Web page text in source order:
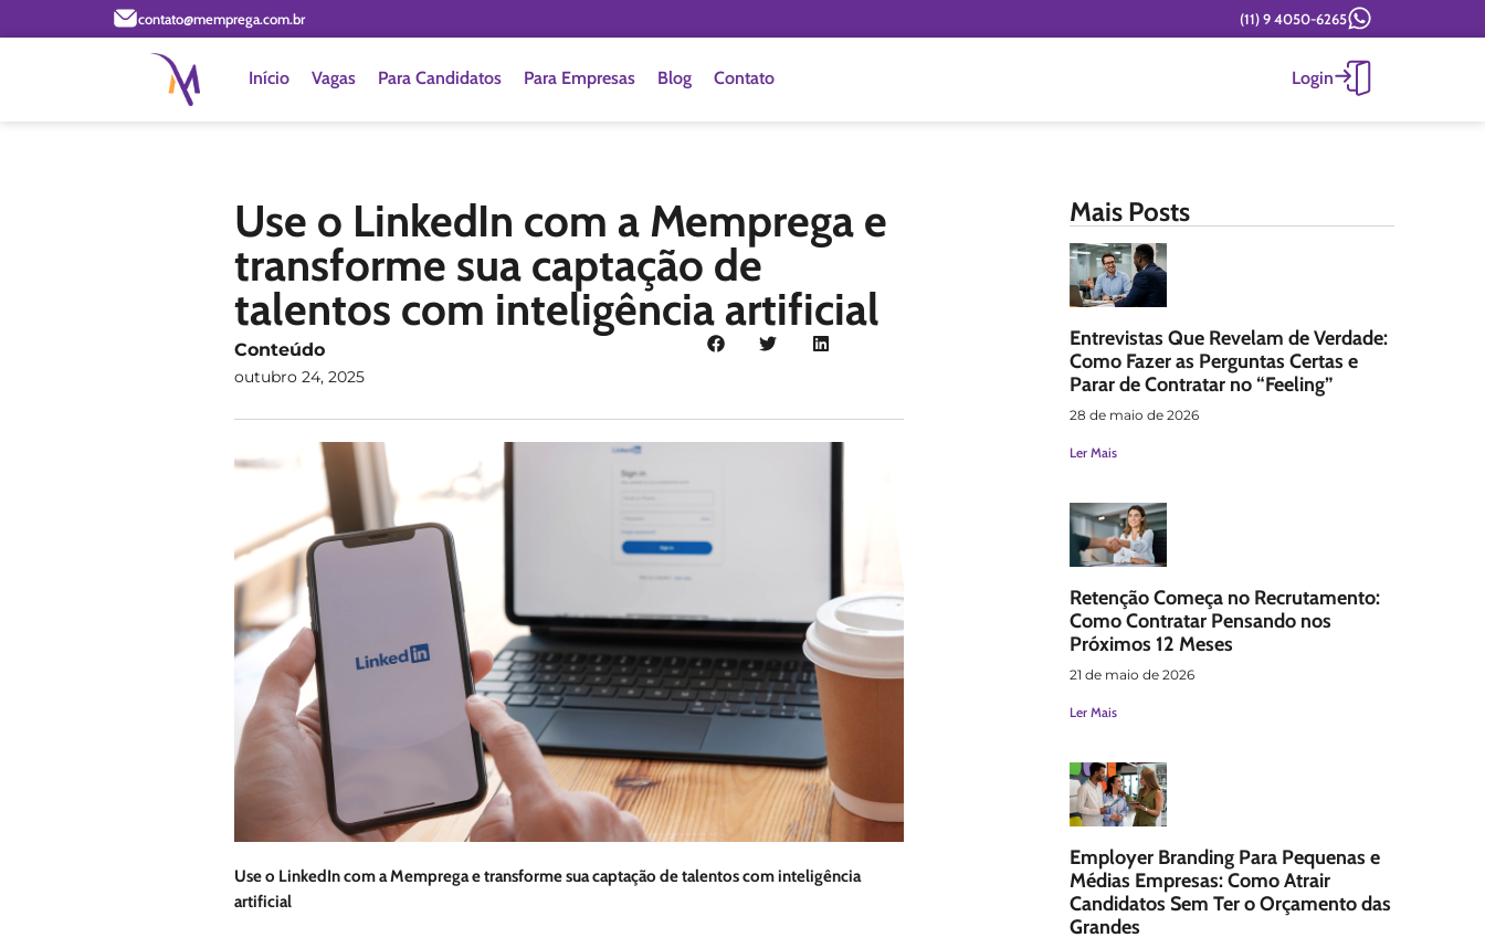
contato@memprega.com.br (11) 9 4050-6265
Início Vagas Para Candidatos Para Empresas Blog Contato Login
Use o LinkedIn com a Memprega e
transforme sua captação de
talentos com inteligência artificial
Conteúdo
outubro 24, 2025
Use o LinkedIn com a Memprega e transforme sua captação de talentos com inteligência
artificial
Mais Posts
Entrevistas Que Revelam de Verdade:
Como Fazer as Perguntas Certas e
Parar de Contratar no “Feeling”
28 de maio de 2026
Ler Mais
Retenção Começa no Recrutamento:
Como Contratar Pensando nos
Próximos 12 Meses
21 de maio de 2026
Ler Mais
Employer Branding Para Pequenas e
Médias Empresas: Como Atrair
Candidatos Sem Ter o Orçamento das
Grandes